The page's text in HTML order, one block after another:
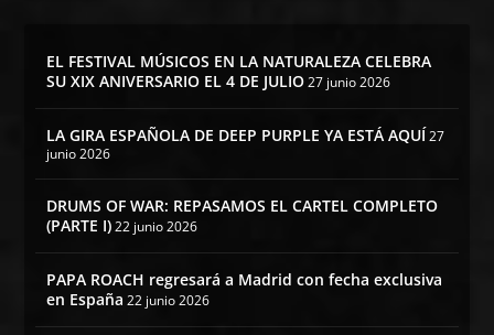
EL FESTIVAL MÚSICOS EN LA NATURALEZA CELEBRA
SU XIX ANIVERSARIO EL 4 DE JULIO 27 junio 2026
LA GIRA ESPAÑOLA DE DEEP PURPLE YA ESTÁ AQUÍ27
junio 2026
DRUMS OF WAR: REPASAMOS EL CARTEL COMPLETO
(PARTE I) 22 junio 2026
PAPA ROACH regresará a Madrid con fecha exclusiva
en España 22 junio 2026